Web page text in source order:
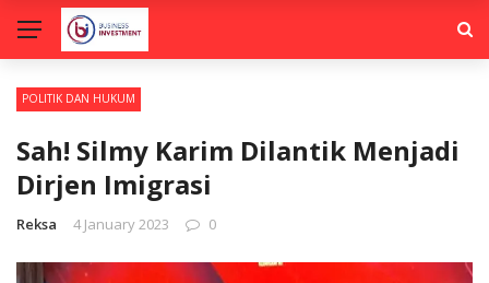
POLITIK DAN HUKUM
Sah! Silmy Karim Dilantik Menjadi
Dirjen Imigrasi
Reksa 4 January 2023 0